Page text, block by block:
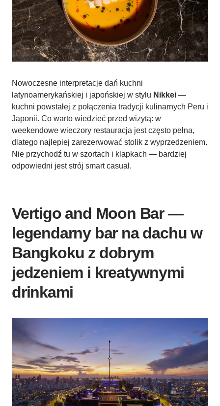
Nowoczesne interpretacje dań kuchni
latynoamerykańskiej i japońskiej w stylu Nikkei —
kuchni powstałej z połączenia tradycji kulinarnych Peru i
Japonii. Co warto wiedzieć przed wizytą: w
weekendowe wieczory restauracja jest często pełna,
dlatego najlepiej zarezerwować stolik z wyprzedzeniem.
Nie przychodź tu w szortach i klapkach — bardziej
odpowiedni jest strój smart casual.
Vertigo and Moon Bar —
legendarny bar na dachu w
Bangkoku z dobrym
jedzeniem i kreatywnymi
drinkami